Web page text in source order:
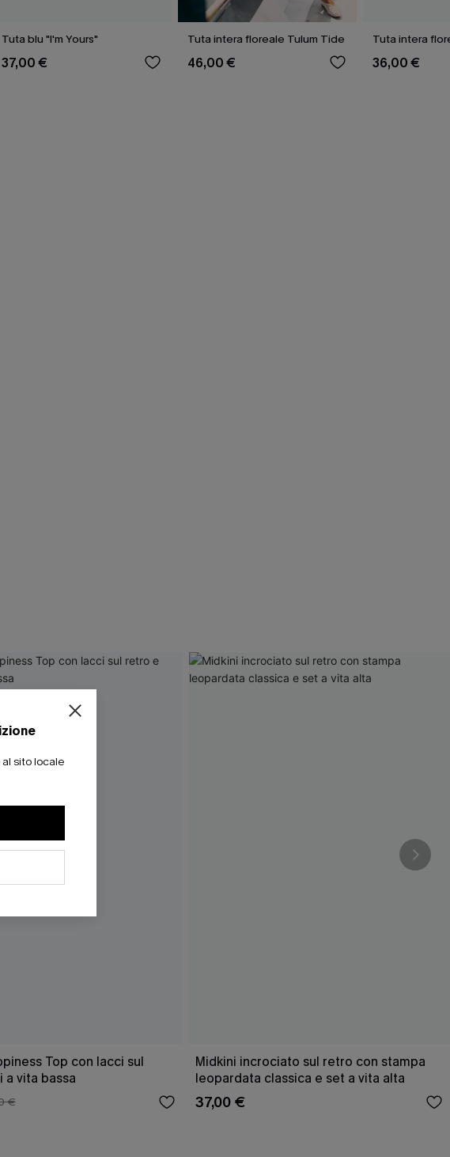
Tuta blu "I'm Yours"
37,00 €
Tuta intera floreale Tulum Tide
46,00 €
Tuta intera
36,00 €
Top con lacci sul
a vita bassa
€
Midkini incrociato sul retro con stampa
leopardata classica e set a vita alta
37,00 €
sito locale